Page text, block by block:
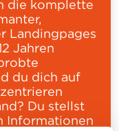
die komplette
Landingpages
Jahren
du dich auf
Du stellst
Informationen